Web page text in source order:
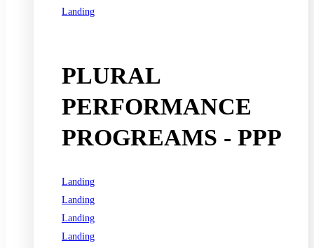
Landing
PLURAL
PERFORMANCE
PROGREAMS - PPP
Landing
Landing
Landing
Landing